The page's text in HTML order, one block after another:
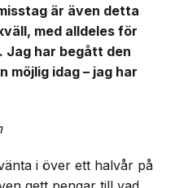
är även detta
med alldeles för
Jag har begått den
möjlig idag – jag har
i över ett halvår på